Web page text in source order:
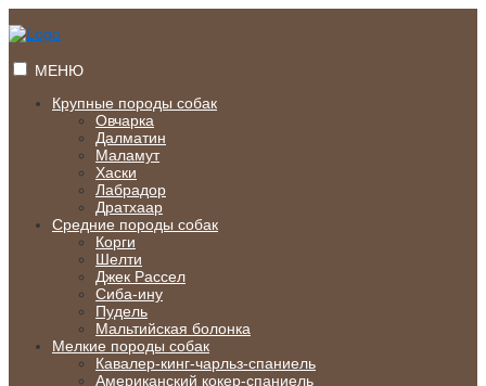
к
МЕНЮ
Крупные породы собак
Овчарка
Далматин
Маламут
Хаски
Лабрадор
Дратхаар
Средние породы собак
Корги
Шелти
Джек Рассел
Сиба-ину
Пудель
Мальтийская болонка
Мелкие породы собак
Кавалер-кинг-чарльз-спаниель
Американский кокер-спаниель